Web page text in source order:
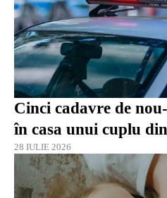
Cinci cadavre de
în casa unui cuplu
28 IULIE 2026